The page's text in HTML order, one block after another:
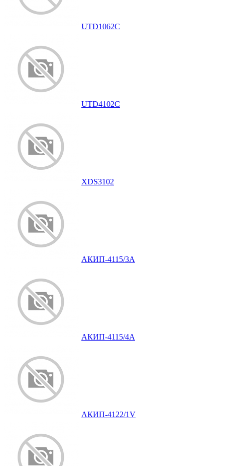
UTD1062C
UTD4102C
XDS3102
АКИП-4115/3А
АКИП-4115/4А
АКИП-4122/1V